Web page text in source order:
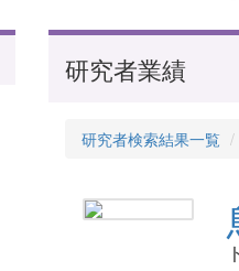
研究者業績
研究者検索結果一覧